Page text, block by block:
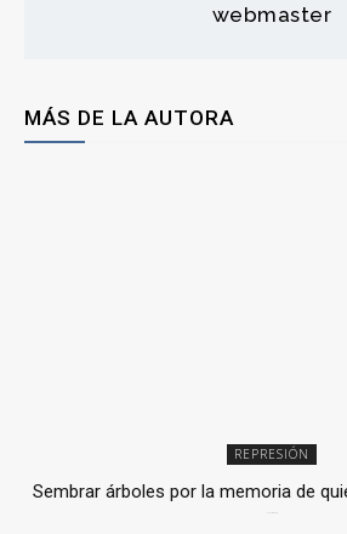
webmaster
MÁS DE LA AUTORA
REPRESIÓN
Sembrar árboles por la memoria de